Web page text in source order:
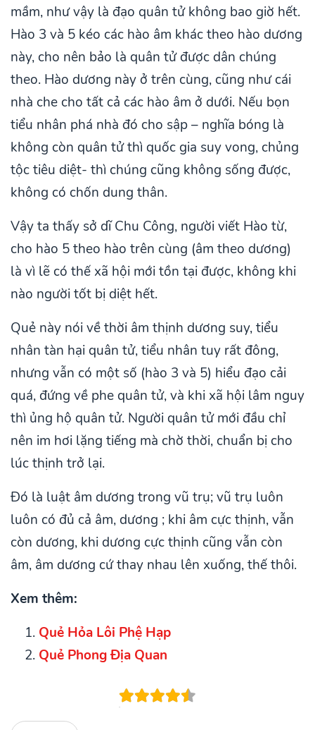
mầm, như vậy là đạo quân tử không bao giờ hết.
Hào 3 và 5 kéo các hào âm khác theo hào dương
này, cho nên bảo là quân tử được dân chúng
theo. Hào dương này ở trên cùng, cũng như cái
nhà che cho tất cả các hào âm ở dưới. Nếu bọn
tiểu nhân phá nhà đó cho sập – nghĩa bóng là
không còn quân tử thì quốc gia suy vong, chủng
tộc tiêu diệt- thì chúng cũng không sống được,
không có chốn dung thân.
Vậy ta thấy sở dĩ Chu Công, người viết Hào từ,
cho hào 5 theo hào trên cùng (âm theo dương)
là vì lẽ có thế xã hội mới tồn tại được, không khi
nào người tốt bị diệt hết.
Quẻ này nói về thời âm thịnh dương suy, tiểu
nhân tàn hại quân tử, tiểu nhân tuy rất đông,
nhưng vẫn có một số (hào 3 và 5) hiểu đạo cải
quá, đứng về phe quân tử, và khi xã hội lâm nguy
thì ủng hộ quân tử. Người quân tử mới đầu chỉ
nên im hơi lặng tiếng mà chờ thời, chuẩn bị cho
lúc thịnh trở lại.
Đó là luật âm dương trong vũ trụ; vũ trụ luôn
luôn có đủ cả âm, dương ; khi âm cực thịnh, vẫn
còn dương, khi dương cực thịnh cũng vẫn còn
âm, âm dương cứ thay nhau lên xuống, thế thôi.
Xem thêm:
Quẻ Hỏa Lôi Phệ Hạp
Quẻ Phong Địa Quan